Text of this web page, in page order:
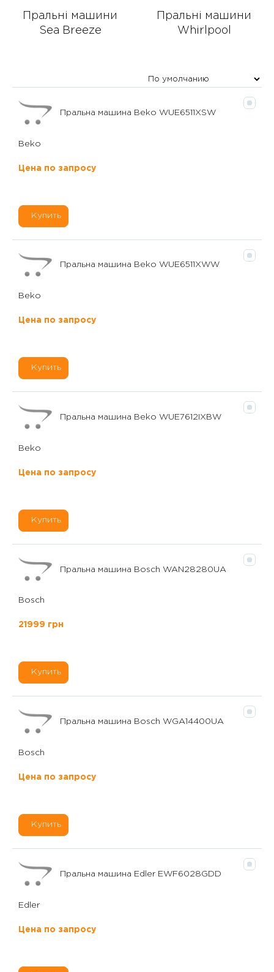
Пральні машини
Sea Breeze
Пральні машини
Whirlpool
Пральна машина Beko WUE6511XSW
Beko
Цена по запросу
Купить
Пральна машина Beko WUE6511XWW
Beko
Цена по запросу
Купить
Пральна машина Beko WUE7612IXBW
Beko
Цена по запросу
Купить
Пральна машина Bosch WAN28280UA
Bosch
21999 грн
Купить
Пральна машина Bosch WGA14400UA
Bosch
Цена по запросу
Купить
Пральна машина Edler EWF6028GDD
Edler
Цена по запросу